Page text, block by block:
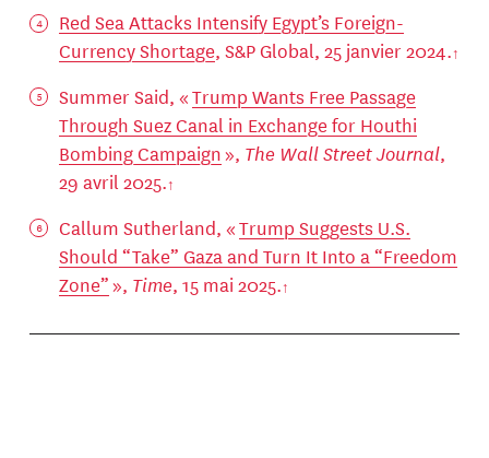
Red Sea Attacks Intensify Egypt’s Foreign-
Currency Shortage, S&P Global, 25 janvier 2024.
Summer Said, «Trump Wants Free Passage
Through Suez Canal in Exchange for Houthi
Bombing Campaign», The Wall Street Journal,
29 avril 2025.
Callum Sutherland, «Trump Suggests U.S.
Should “Take” Gaza and Turn It Into a “Freedom
Zone”», Time, 15 mai 2025.